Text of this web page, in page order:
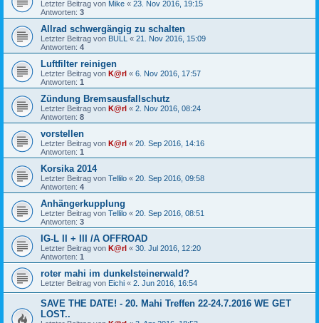
Letzter Beitrag von Mike « 23. Nov 2016, 19:15
Antworten: 3
Allrad schwergängig zu schalten
Letzter Beitrag von BULL « 21. Nov 2016, 15:09
Antworten: 4
Luftfilter reinigen
Letzter Beitrag von K@rl « 6. Nov 2016, 17:57
Antworten: 1
Zündung Bremsausfallschutz
Letzter Beitrag von K@rl « 2. Nov 2016, 08:24
Antworten: 8
vorstellen
Letzter Beitrag von K@rl « 20. Sep 2016, 14:16
Antworten: 1
Korsika 2014
Letzter Beitrag von Tellilo « 20. Sep 2016, 09:58
Antworten: 4
Anhängerkupplung
Letzter Beitrag von Tellilo « 20. Sep 2016, 08:51
Antworten: 3
IG-L II + III /A OFFROAD
Letzter Beitrag von K@rl « 30. Jul 2016, 12:20
Antworten: 1
roter mahi im dunkelsteinerwald?
Letzter Beitrag von Eichi « 2. Jun 2016, 16:54
SAVE THE DATE! - 20. Mahi Treffen 22-24.7.2016 WE GET
LOST..